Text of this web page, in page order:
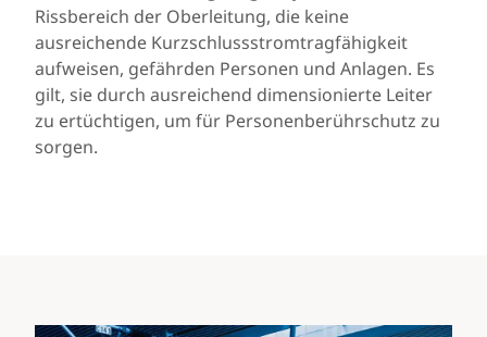
Rissbereich der Oberleitung, die keine
ausreichende Kurzschlussstromtragfähigkeit
aufweisen, gefährden Personen und Anlagen. Es
gilt, sie durch ausreichend dimensionierte Leiter
zu ertüchtigen, um für Personenberührschutz zu
sorgen.